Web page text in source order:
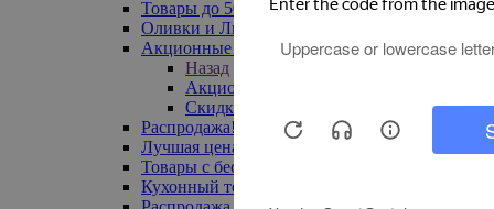
Товары до 500 руб
Оливки и Лимоны
Акционные товары
Назад
Акционные товары
Скидка 20% по промокоду
Распродажа! Ульяновск до -70%
Лучшая цена
Товары с бесплатной доставкой
Кухонный текстиль